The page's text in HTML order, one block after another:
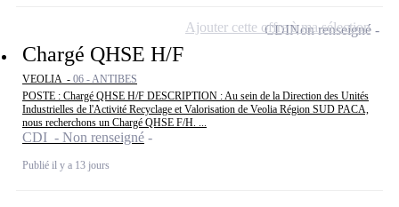
Chargé QHSE H/F
VEOLIA - 06 - ANTIBES
POSTE : Chargé QHSE H/F DESCRIPTION : Au sein de la Direction des Unités
Industrielles de l'Activité Recyclage et Valorisation de Veolia Région SUD PACA,
nous recherchons un Chargé QHSE F/H. ...
CDI - Non renseigné
Publié il y a 13 jours
CDINon renseigné
Ajouter cette offre à ma sélection